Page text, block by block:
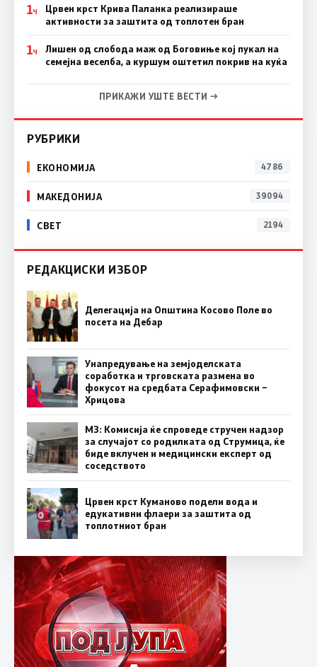
1Ч
Црвен крст Крива Паланка реализираше
активности за заштита од топлотен бран
1Ч
Лишен од слобода маж од Боговиње кој пукал на
семејна веселба, а куршум оштетил покрив на куќа
ПРИКАЖИ УШТЕ ВЕСТИ →
РУБРИКИ
ЕКОНОМИЈА 4786
МАКЕДОНИЈА 39094
СВЕТ 2194
РЕДАКЦИСКИ ИЗБОР
Делегација на Општина Косово Поле во
посета на Дебар
Унапредување на земјоделската
соработка и трговската размена во
фокусот на средбата Серафимовски –
Хрицова
МЗ: Комисија ќе спроведе стручен надзор
за случајот со родилката од Струмица, ќе
биде вклучен и медицински експерт од
соседството
Црвен крст Куманово подели вода и
едукативни флаери за заштита од
топлотниот бран